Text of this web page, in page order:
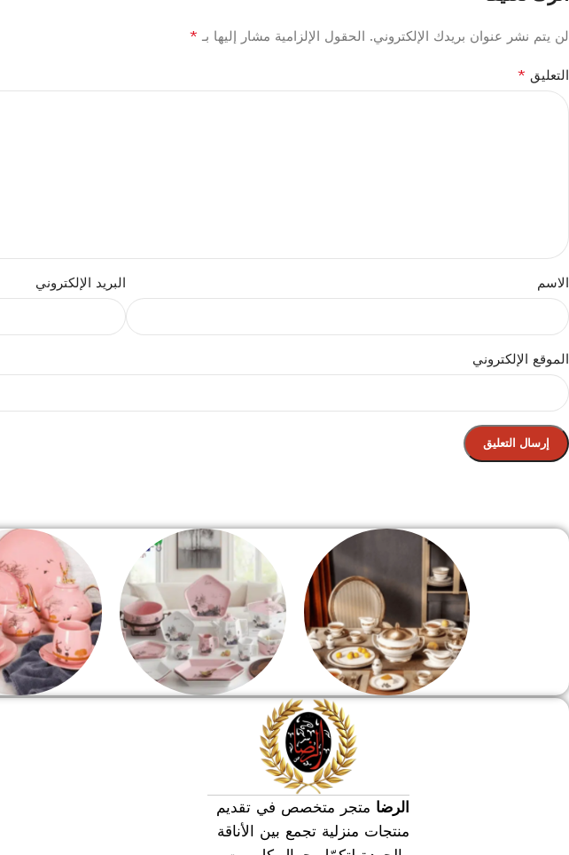
لن يتم نشر عنوان بريدك الإلكتروني. الحقول الإلزامية مشار إليها بـ *
التعليق *
الاسم البريد الإلكتروني
الموقع الإلكتروني
طقم عشاء
الرضا متجر متخصص في تقديم
منتجات منزلية تجمع بين الأناقة